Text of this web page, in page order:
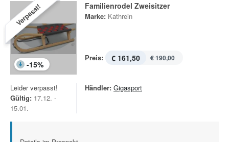
Verpasst!
-15%
Familienrodel Zweisitzer
Marke: Kathrein
Preis: € 161,50 € 190,00
Leider verpasst!
Gültig: 17.12. -
15.01.
Händler: Gigasport